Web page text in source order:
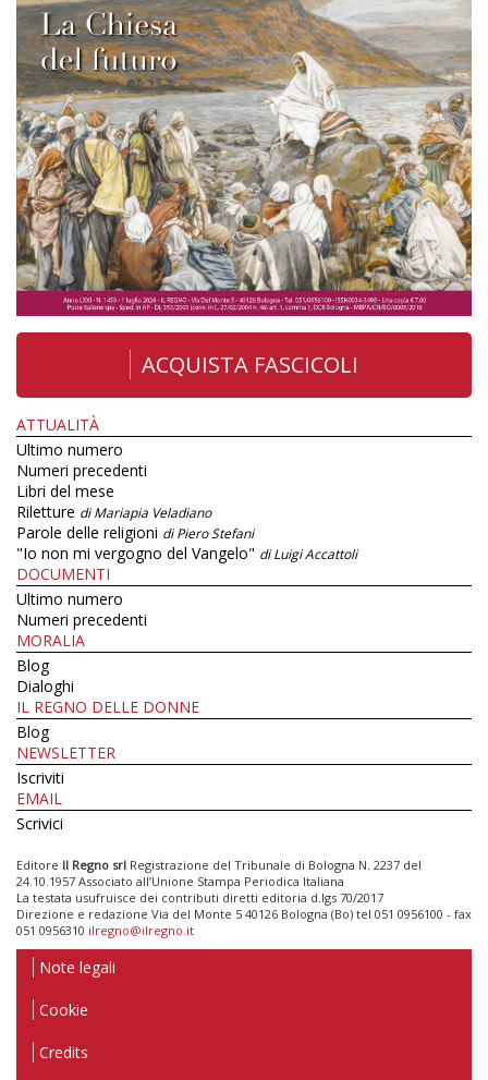
ACQUISTA FASCICOLI
ATTUALITÀ
Ultimo numero
Numeri precedenti
Libri del mese
Riletture di Mariapia Veladiano
Parole delle religioni di Piero Stefani
"Io non mi vergogno del Vangelo" di Luigi Accattoli
DOCUMENTI
Ultimo numero
Numeri precedenti
MORALIA
Blog
Dialoghi
IL REGNO DELLE DONNE
Blog
NEWSLETTER
Iscriviti
EMAIL
Scrivici
Editore Il Regno srl Registrazione del Tribunale di Bologna N. 2237 del
24.10.1957 Associato all’Unione Stampa Periodica Italiana
La testata usufruisce dei contributi diretti editoria d.lgs 70/2017
Direzione e redazione Via del Monte 5 40126 Bologna (Bo) tel 051 0956100 - fax
051 0956310 ilregno@ilregno.it
Note legali
Cookie
Credits